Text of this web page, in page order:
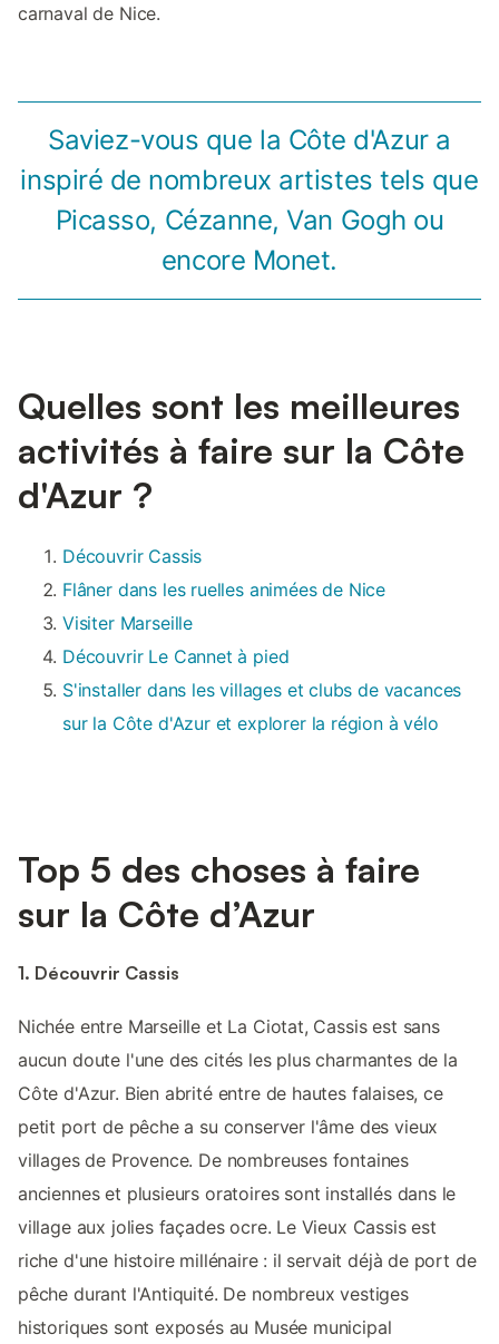
carnaval de Nice.
Saviez-vous que la Côte d'Azur a
inspiré de nombreux artistes tels que
Picasso, Cézanne, Van Gogh ou
encore Monet.
Quelles sont les meilleures
activités à faire sur la Côte
d'Azur ?
Découvrir Cassis
Flâner dans les ruelles animées de Nice
Visiter Marseille
Découvrir Le Cannet à pied
S'installer dans les villages et clubs de vacances
sur la Côte d'Azur et explorer la région à vélo
Top 5 des choses à faire
sur la Côte d’Azur
1. Découvrir Cassis
Nichée entre Marseille et La Ciotat, Cassis est sans
aucun doute l'une des cités les plus charmantes de la
Côte d'Azur. Bien abrité entre de hautes falaises, ce
petit port de pêche a su conserver l'âme des vieux
villages de Provence. De nombreuses fontaines
anciennes et plusieurs oratoires sont installés dans le
village aux jolies façades ocre. Le Vieux Cassis est
riche d'une histoire millénaire : il servait déjà de port de
pêche durant l'Antiquité. De nombreux vestiges
historiques sont exposés au Musée municipal